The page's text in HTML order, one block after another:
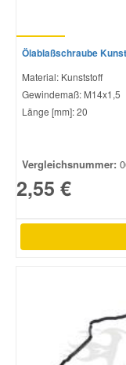
Ölablaßschraube
Material: Kunststoff
Gewindemaß: M14x1,5
Länge [mm]: 20
Vergleichsnummer:
2,55 €